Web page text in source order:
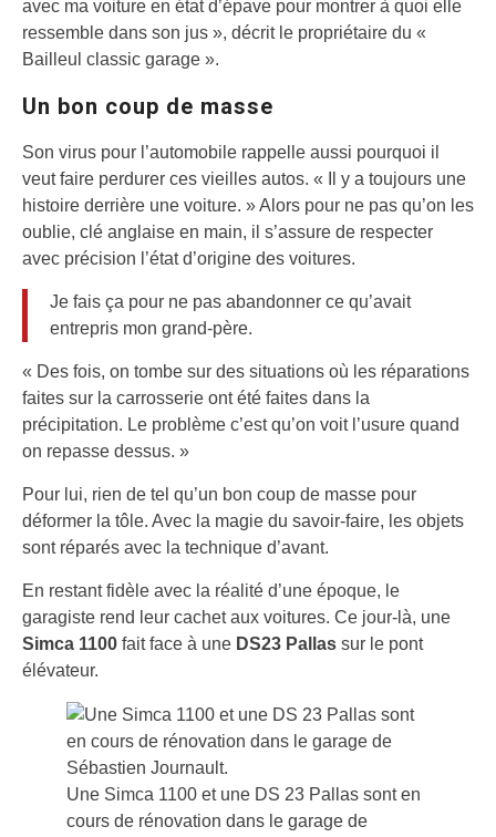
avec ma voiture en état d’épave pour montrer à quoi elle
ressemble dans son jus », décrit le propriétaire du «
Bailleul classic garage ».
Un bon coup de masse
Son virus pour l’automobile rappelle aussi pourquoi il
veut faire perdurer ces vieilles autos. « Il y a toujours une
histoire derrière une voiture. » Alors pour ne pas qu’on les
oublie, clé anglaise en main, il s’assure de respecter
avec précision l’état d’origine des voitures.
Je fais ça pour ne pas abandonner ce qu’avait
entrepris mon grand-père.
« Des fois, on tombe sur des situations où les réparations
faites sur la carrosserie ont été faites dans la
précipitation. Le problème c’est qu’on voit l’usure quand
on repasse dessus. »
Pour lui, rien de tel qu’un bon coup de masse pour
déformer la tôle. Avec la magie du savoir-faire, les objets
sont réparés avec la technique d’avant.
En restant fidèle avec la réalité d’une époque, le
garagiste rend leur cachet aux voitures. Ce jour-là, une
Simca 1100 fait face à une DS23 Pallas sur le pont
élévateur.
Une Simca 1100 et une DS 23 Pallas sont en
cours de rénovation dans le garage de